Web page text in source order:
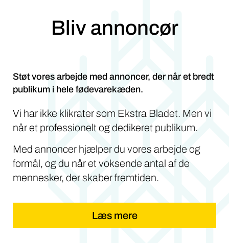
Bliv annoncør
Støt vores arbejde med annoncer, der når et bredt
publikum i hele fødevarekæden.
Vi har ikke klikrater som Ekstra Bladet. Men vi
når et professionelt og dedikeret publikum.
Med annoncer hjælper du vores arbejde og
formål, og du når et voksende antal af de
mennesker, der skaber fremtiden.
Læs mere